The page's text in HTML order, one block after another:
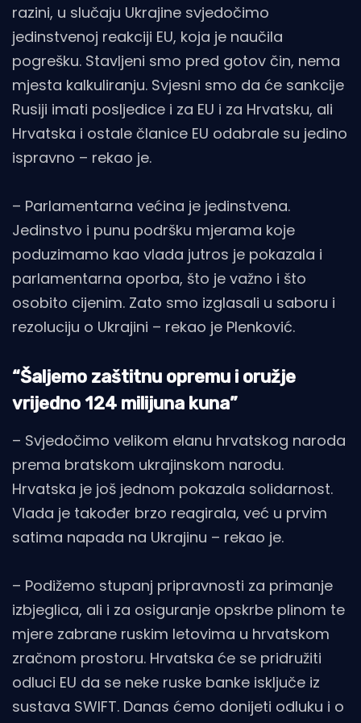
razini, u slučaju Ukrajine svjedočimo
jedinstvenoj reakciji EU, koja je naučila
pogrešku. Stavljeni smo pred gotov čin, nema
mjesta kalkuliranju. Svjesni smo da će sankcije
Rusiji imati posljedice i za EU i za Hrvatsku, ali
Hrvatska i ostale članice EU odabrale su jedino
ispravno – rekao je.
– Parlamentarna većina je jedinstvena.
Jedinstvo i punu podršku mjerama koje
poduzimamo kao vlada jutros je pokazala i
parlamentarna oporba, što je važno i što
osobito cijenim. Zato smo izglasali u saboru i
rezoluciju o Ukrajini – rekao je Plenković.
“Šaljemo zaštitnu opremu i oružje
vrijedno 124 milijuna kuna”
– Svjedočimo velikom elanu hrvatskog naroda
prema bratskom ukrajinskom narodu.
Hrvatska je još jednom pokazala solidarnost.
Vlada je također brzo reagirala, već u prvim
satima napada na Ukrajinu – rekao je.
– Podižemo stupanj pripravnosti za primanje
izbjeglica, ali i za osiguranje opskrbe plinom te
mjere zabrane ruskim letovima u hrvatskom
zračnom prostoru. Hrvatska će se pridružiti
odluci EU da se neke ruske banke isključe iz
sustava SWIFT. Danas ćemo donijeti odluku i o